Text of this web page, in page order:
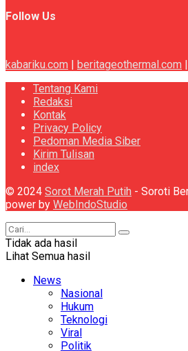
Follow Us
kabariku.com beritageothermal.com
Tentang Kami
Redaksi
Kontak
Privacy Policy
Pedoman Media Siber
Kirim Tulisan
index
© 2024 Sorot Merah Putih - Soroti
power by WebIndoStudio
Tidak ada hasil
Lihat Semua hasil
News
Nasional
Hukum
Teknologi
Viral
Politik